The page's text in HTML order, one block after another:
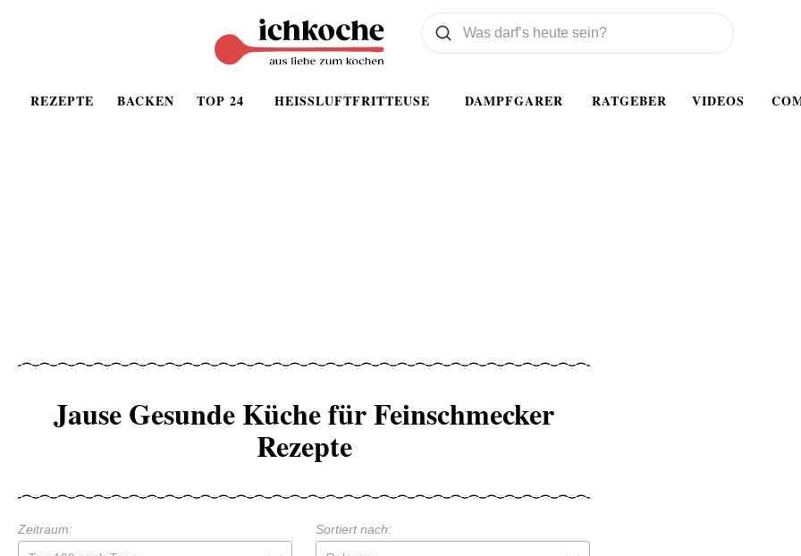
REZEPTE BACKEN TOP 24 HEISSLUFTFRITTEUSE DAMPFGARER RATGEBER VIDEOS
Was wollen Sie suchen
Suchen
Jause Gesunde Küche für Feinschmecker
Rezepte
Zeitraum:
Sortiert nach: